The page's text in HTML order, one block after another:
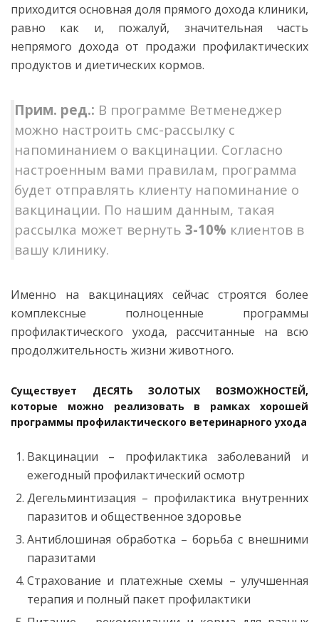
приходится основная доля прямого дохода клиники,
равно как и, пожалуй, значительная часть
непрямого дохода от продажи профилактических
продуктов и диетических кормов.
Прим. ред.: В программе Ветменеджер
можно настроить смс-рассылку с
напоминанием о вакцинации. Согласно
настроенным вами правилам, программа
будет отправлять клиенту напоминание о
вакцинации. По нашим данным, такая
рассылка может вернуть 3-10% клиентов в
вашу клинику.
Именно на вакцинациях сейчас строятся более
комплексные полноценные программы
профилактического ухода, рассчитанные на всю
продолжительность жизни животного.
Существует ДЕСЯТЬ ЗОЛОТЫХ ВОЗМОЖНОСТЕЙ,
которые можно реализовать в рамках хорошей
программы профилактического ветеринарного ухода
Вакцинации – профилактика заболеваний и
ежегодный профилактический осмотр
Дегельминтизация – профилактика внутренних
паразитов и общественное здоровье
Антиблошиная обработка – борьба с внешними
паразитами
Страхование и платежные схемы – улучшенная
терапия и полный пакет профилактики